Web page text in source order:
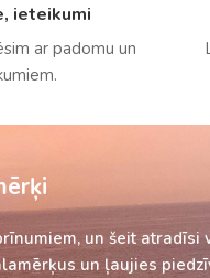
ieteikumi
ar padomu un
un šeit
un ļaujies